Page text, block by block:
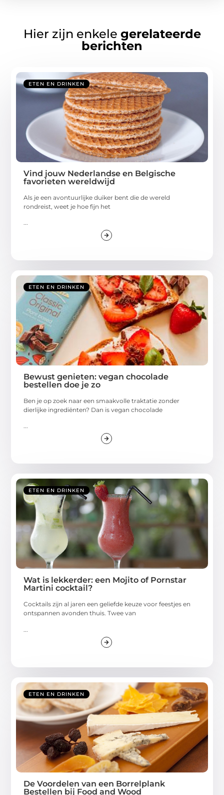
Hier zijn enkele gerelateerde
berichten
ETEN EN DRINKEN
Vind jouw Nederlandse en Belgische
favorieten wereldwijd
Als je een avontuurlijke duiker bent die de wereld
rondreist, weet je hoe fijn het
...
ETEN EN DRINKEN
Bewust genieten: vegan chocolade
bestellen doe je zo
Ben je op zoek naar een smaakvolle traktatie zonder
dierlijke ingrediënten? Dan is vegan chocolade
...
ETEN EN DRINKEN
Wat is lekkerder: een Mojito of Pornstar
Martini cocktail?
Cocktails zijn al jaren een geliefde keuze voor feestjes en
ontspannen avonden thuis. Twee van
ETEN EN DRINKEN
De Voordelen van een Borrelplank
Bestellen bij Food and Wood